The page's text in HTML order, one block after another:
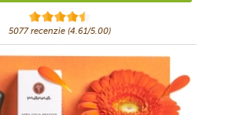
5077 recenzie (4.61/5.00)